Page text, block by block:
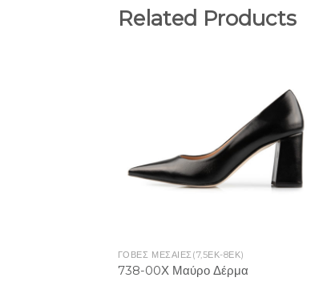
Related Products
Add to
Wishlist
ΓΟΒΕΣ ΜΕΣΑΙΕΣ(7,5ΕΚ-8ΕΚ)
738-00Χ Μαύρο Δέρμα